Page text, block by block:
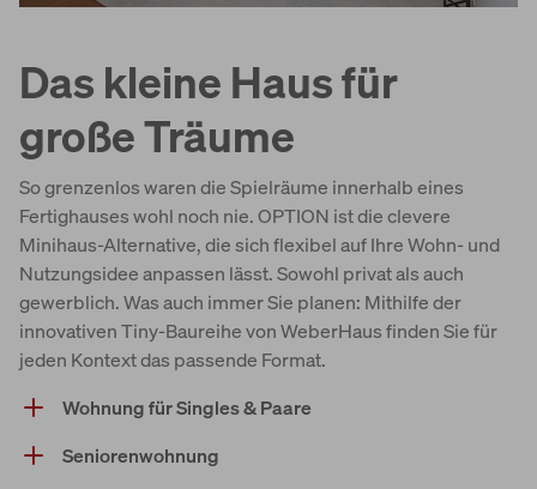
Das kleine Haus für
große Träume
So grenzenlos waren die Spielräume innerhalb eines
Fertighauses wohl noch nie. OPTION ist die clevere
Minihaus-Alternative, die sich flexibel auf Ihre Wohn- und
Nutzungsidee anpassen lässt. Sowohl privat als auch
gewerblich. Was auch immer Sie planen: Mithilfe der
innovativen Tiny-Baureihe von WeberHaus finden Sie für
jeden Kontext das passende Format.
Wohnung für Singles & Paare
Seniorenwohnung